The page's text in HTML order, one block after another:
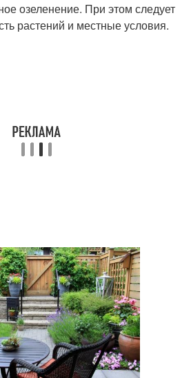
озеленение. При этом следует
растений и местные условия.